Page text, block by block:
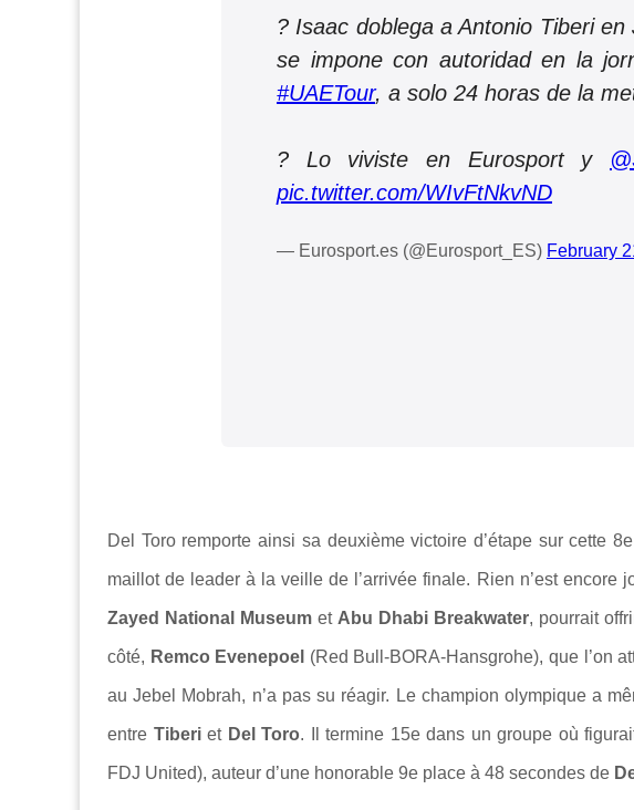
? Isaac doblega a Antonio Tiberi
se impone con autoridad en la
#UAETour, a solo 24 horas de la
? Lo viviste en Eurosport y
pic.twitter.com/WIvFtNkvND
— Eurosport.es (@Eurosport_ES) February
Del Toro remporte ainsi sa deuxième victoire d’étape sur cette
maillot de leader à la veille de l’arrivée finale. Rien n’est encore
Zayed National Museum et Abu Dhabi Breakwater, pourrait
côté, Remco Evenepoel (Red Bull-BORA-Hansgrohe), que l’on
au Jebel Mobrah, n’a pas su réagir. Le champion olympique a
entre Tiberiet Del Toro. Il termine 15e dans un groupe où
FDJ United), auteur d’une honorable 9e place à 48 secondes de